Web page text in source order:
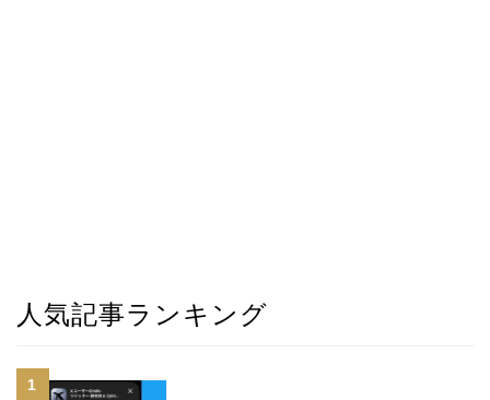
人気記事ランキング